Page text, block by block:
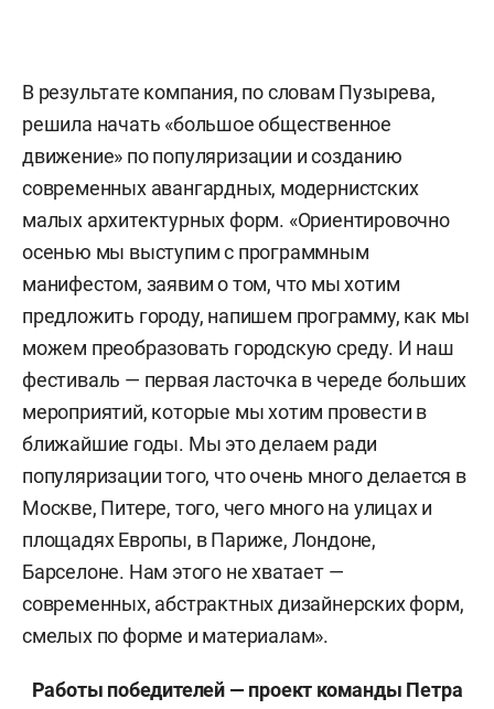
В результате компания, по словам Пузырева,
решила начать «большое общественное
движение» по популяризации и созданию
современных авангардных, модернистских
малых архитектурных форм. «Ориентировочно
осенью мы выступим с программным
манифестом, заявим о том, что мы хотим
предложить городу, напишем программу, как мы
можем преобразовать городскую среду. И наш
фестиваль — первая ласточка в череде больших
мероприятий, которые мы хотим провести в
ближайшие годы. Мы это делаем ради
популяризации того, что очень много делается в
Москве, Питере, того, чего много на улицах и
площадях Европы, в Париже, Лондоне,
Барселоне. Нам этого не хватает —
современных, абстрактных дизайнерских форм,
смелых по форме и материалам».
Работы победителей — проект команды Петра